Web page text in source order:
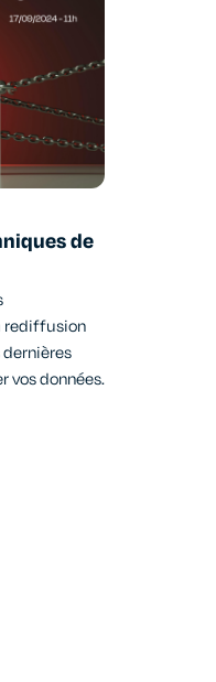
de
rediffusion
vos données.